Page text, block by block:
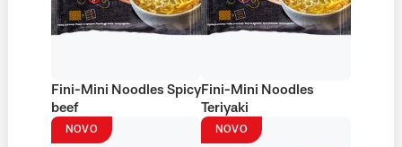
Fini-Mini Noodles Spicy
beef
Fini-Mini Noodles
Teriyaki
NOVO NOVO